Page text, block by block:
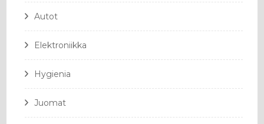
Autot
Elektroniikka
Hygienia
Juomat